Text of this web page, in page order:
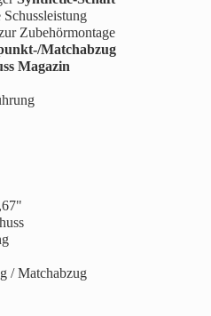
Zubehörmontage
Matchabzug
Magazin
/ Matchabzug